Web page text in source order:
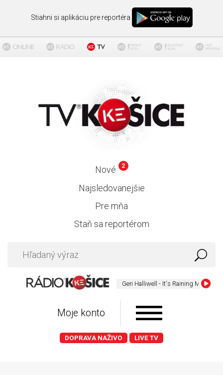
Stiahni si aplikáciu pre reportéra
Nové 2
Najsledovanejšie
Pre mňa
Staň sa reportérom
Geri Halliwell - It's Raining Men
Moje konto
DOPRAVA NAŽIVO LIVE TV